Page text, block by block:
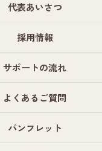
代表あいさつ
採用情報
サポートの流れ
よくあるご質問
パンフレット